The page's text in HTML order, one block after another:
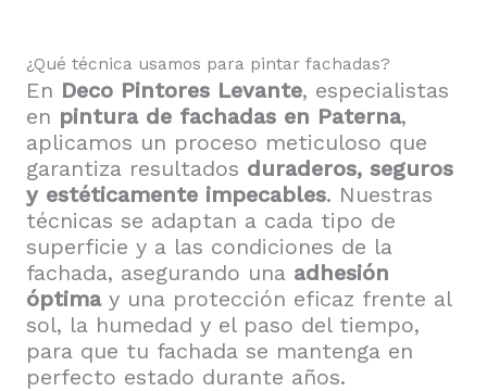
¿Qué técnica usamos para pintar fachadas?
En Deco Pintores Levante, especialistas
en pintura de fachadas en Paterna,
aplicamos un proceso meticuloso que
garantiza resultados duraderos, seguros
y estéticamente impecables. Nuestras
técnicas se adaptan a cada tipo de
superficie y a las condiciones de la
fachada, asegurando una adhesión
óptimay una protección eficaz frente al
sol, la humedad y el paso del tiempo,
para que tu fachada se mantenga en
perfecto estado durante años.